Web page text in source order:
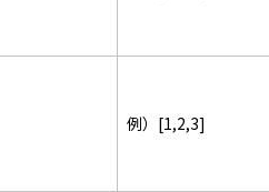
例）[1,2,3]